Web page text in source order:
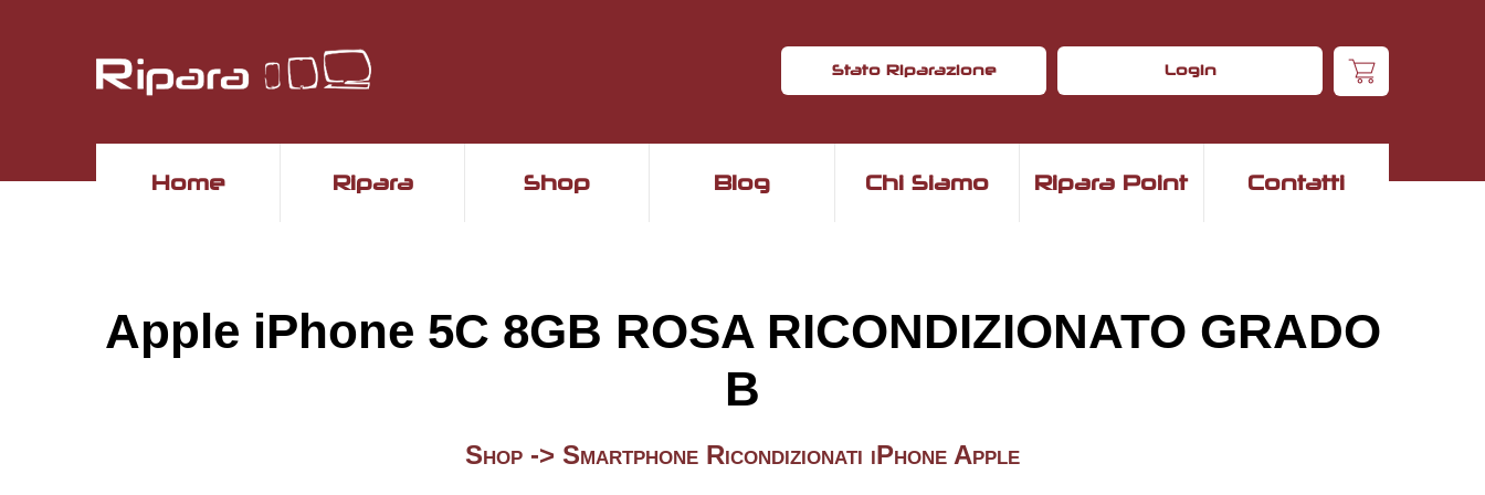
Stato Riparazione Login
Home Ripara Shop Blog Chi Siamo Ripara Point Contatti
Apple iPhone 5C 8GB ROSA RICONDIZIONATO GRADO
B
Shop -> Smartphone Ricondizionati iPhone Apple